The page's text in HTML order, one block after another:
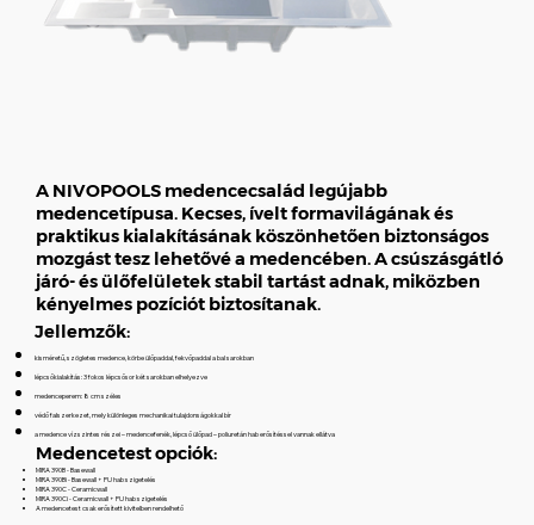
A NIVOPOOLS medencecsalád legújabb
medencetípusa. Kecses, ívelt formavilágának és
praktikus kialakításának köszönhetően biztonságos
mozgást tesz lehetővé a medencében. A csúszásgátló
járó- és ülőfelületek stabil tartást adnak, miközben
kényelmes pozíciót biztosítanak.
Jellemzők:
kisméretű, szögletes medence, körbe ülőpaddal, fekvőpaddal a bal sarokban
lépcsőkialakítás: 3 fokos lépcsősor két sarokban elhelyezve
medenceperem: 8 cm széles
védő falszerkezet, mely különleges mechanikai tulajdonságokkal bír
a medence vízszintes részei – medencefenék, lépcső ülőpad – poliuretán hab erősítéssel vannak ellátva
Medencetest opciók:
MIRA 390B - Basewall
MIRA 390Bi - Basewall + PU hab szigetelés
MIRA 390C - Ceramicwall
MIRA 390Ci - Ceramicwall + PU hab szigetelés
A medencetest csak erősített kivitelben rendelhető